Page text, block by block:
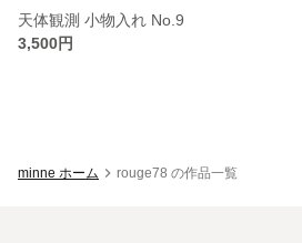
天体観測 小物入れ No.9
3,500円
minne ホーム rouge78 の作品一覧